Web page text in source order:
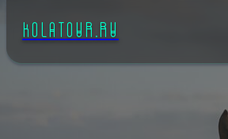
KOLATOUR.RU